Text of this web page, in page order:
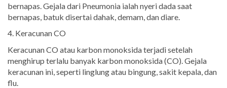
bernapas. Gejala dari Pneumonia ialah nyeri dada saat
bernapas, batuk disertai dahak, demam, dan diare.
4. Keracunan CO
Keracunan CO atau karbon monoksida terjadi setelah
menghirup terlalu banyak karbon monoksida (CO). Gejala
keracunan ini, seperti linglung atau bingung, sakit kepala, dan
flu.